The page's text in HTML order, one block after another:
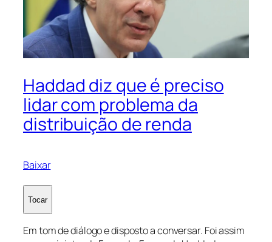
Haddad diz que é preciso
lidar com problema da
distribuição de renda
Baixar
Tocar
Em tom de diálogo e disposto a conversar. Foi assim